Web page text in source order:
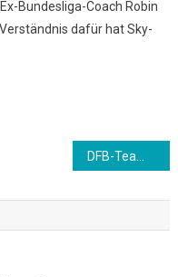
Bundesliga-Coach Robin
dafür hat Sky-